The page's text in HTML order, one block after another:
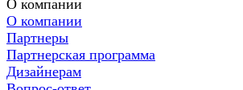
О компании
О компании
Партнеры
Партнерская программа
Дизайнерам